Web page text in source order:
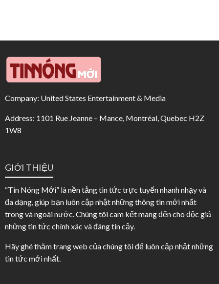
Company: United States Entertainment & Media
Address: 1101 Rue Jeanne – Mance, Montréal, Quebec H2Z
1W8
GIỚI THIỆU
“Tin Nóng Mới” là nền tảng tin tức trực tuyến nhanh nhạy và
đa dạng, giúp bạn luôn cập nhật những thông tin mới nhất
trong và ngoài nước. Chúng tôi cam kết mang đến cho độc giả
những tin tức chính xác và đáng tin cậy.
Hãy ghé thăm trang web của chúng tôi để luôn cập nhật những
tin tức mới nhất.